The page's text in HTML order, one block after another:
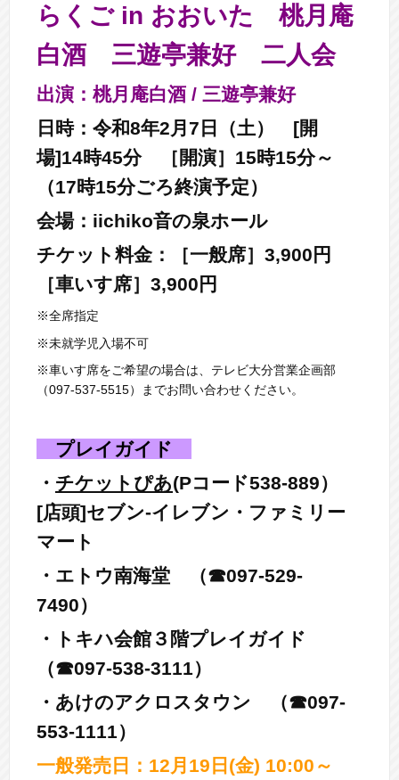
らくご in おおいた 桃月庵
白酒 三遊亭兼好 二人会
出演：桃月庵白酒 / 三遊亭兼好
日時：令和8年2月7日（土） [開
場]14時45分 ［開演］15時15分～
（17時15分ごろ終演予定）
会場：iichiko音の泉ホール
チケット料金：［一般席］3,900円
［車いす席］3,900円
※全席指定
※未就学児入場不可
※車いす席をご希望の場合は、テレビ大分営業企画部
（097-537-5515）までお問い合わせください。
プレイガイド
・ チケットぴあ(Pコード538-889）
[店頭]セブン-イレブン・ファミリー
マート
・エトウ南海堂 （☎097-529-
7490）
・トキハ会館３階プレイガイド
（☎097-538-3111）
・あけのアクロスタウン （☎097-
553-1111）
一般発売日：12月19日(金) 10:00～